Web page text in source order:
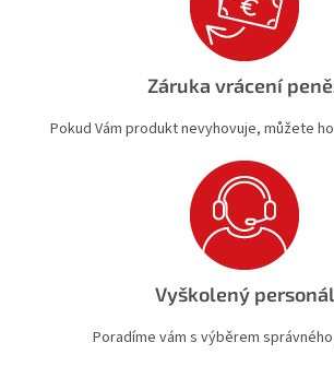
Záruka vrácení
Pokud Vám produkt nevyhovuje, můžete
Vyškolený personál
Poradíme vám s výběrem